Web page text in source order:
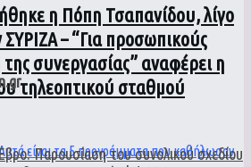
η Πόπη Τσαπανίδου, λίγο
ΣΥΡΙΖΑ – “Για προσωπικούς
συνεργασίας” αναφέρει η
τηλεοπτικού σταθμού